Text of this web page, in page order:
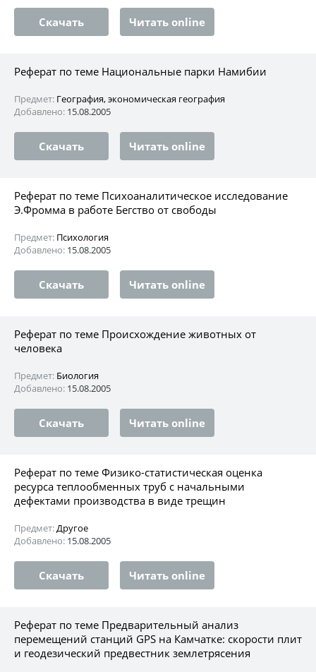
Скачать Читать online
Реферат по теме Национальные парки Намибии
Предмет: География, экономическая география
Добавлено: 15.08.2005
Скачать Читать online
Реферат по теме Психоаналитическое исследование
Э.Фромма в работе Бегство от свободы
Предмет: Психология
Добавлено: 15.08.2005
Скачать Читать online
Реферат по теме Происхождение животных от
человека
Предмет: Биология
Добавлено: 15.08.2005
Скачать Читать online
Реферат по теме Физико-статистическая оценка
ресурса теплообменных труб с начальными
дефектами производства в виде трещин
Предмет:Другое
Добавлено: 15.08.2005
Скачать Читать online
Реферат по теме Предварительный анализ
перемещений станций GPS на Камчатке: скорости плит
и геодезический предвестник землетрясения